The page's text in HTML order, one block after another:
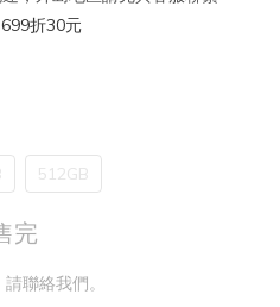
折30元
512GB
完
聯絡我們。